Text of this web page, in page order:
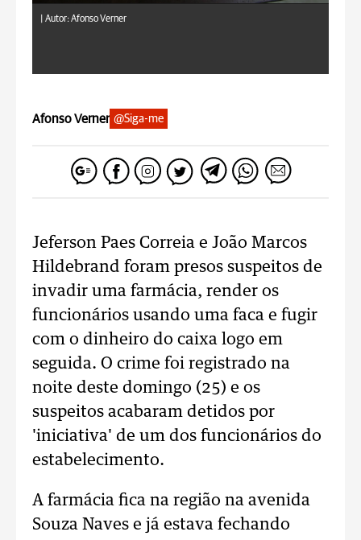
Autor: Afonso Verner
Afonso Verner @Siga-me
Jeferson Paes Correia e João Marcos
Hildebrand foram presos suspeitos de
invadir uma farmácia, render os
funcionários usando uma faca e fugir
com o dinheiro do caixa logo em
seguida. O crime foi registrado na
noite deste domingo (25) e os
suspeitos acabaram detidos por
'iniciativa' de um dos funcionários do
estabelecimento.
A farmácia fica na região na avenida
Souza Naves e já estava fechando